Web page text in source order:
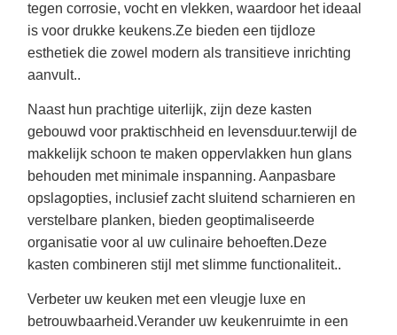
tegen corrosie, vocht en vlekken, waardoor het ideaal
is voor drukke keukens.Ze bieden een tijdloze
esthetiek die zowel modern als transitieve inrichting
aanvult..
Naast hun prachtige uiterlijk, zijn deze kasten
gebouwd voor praktischheid en levensduur.terwijl de
makkelijk schoon te maken oppervlakken hun glans
behouden met minimale inspanning. Aanpasbare
opslagopties, inclusief zacht sluitend scharnieren en
verstelbare planken, bieden geoptimaliseerde
organisatie voor al uw culinaire behoeften.Deze
kasten combineren stijl met slimme functionaliteit..
Verbeter uw keuken met een vleugje luxe en
betrouwbaarheid.Verander uw keukenruimte in een